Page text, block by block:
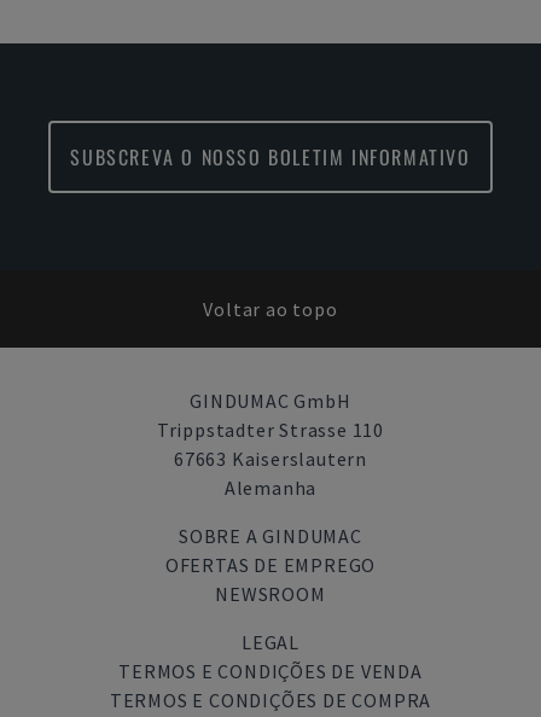
SUBSCREVA O NOSSO BOLETIM INFORMATIVO
Voltar ao topo
GINDUMAC GmbH
Trippstadter Strasse 110
67663 Kaiserslautern
Alemanha
SOBRE A GINDUMAC
OFERTAS DE EMPREGO
NEWSROOM
LEGAL
TERMOS E CONDIÇÕES DE VENDA
TERMOS E CONDIÇÕES DE COMPRA